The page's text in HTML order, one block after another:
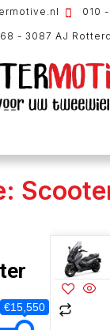
010
- 3087 AJ
€15,550